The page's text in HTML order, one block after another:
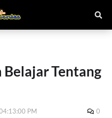
Tentang
PM 0